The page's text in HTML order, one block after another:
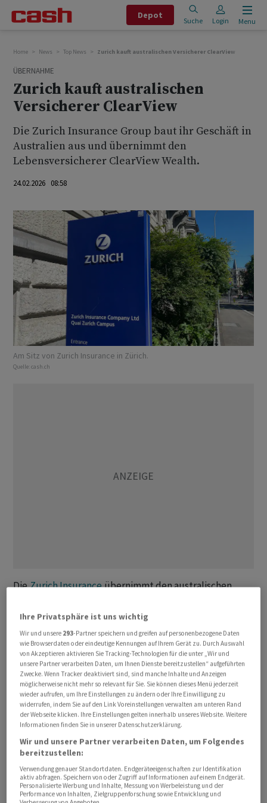
Depot
Suche Login Menu
Home News Top News Zurich kauft australischen Versicherer ClearView
ÜBERNAHME
Zurich kauft australischen
Versicherer ClearView
Die Zurich Insurance Group baut ihr Geschäft in
‌Australien ⁠aus und übernimmt den
Lebensversicherer ClearView ⁠Wealth.
24.02.2026 08:58
Am Sitz von Zurich Insurance in Zürich.
Quelle: cash.ch
DieZurich Insuranceübernimmt den australischen
liege bei 408,3 Millionen australischen ‌Dollar (288
Millionen Dollar), teilte ClearView ‌am Dienstag mit. ​Den
Aktionären biete die australische Tochter derZurich65
australische Cents je Aktie in bar. Das sei ein ‌Aufschlag
von 21,5 Prozent auf den letzten Schlusskurs.
Die Anleger reagierten erfreut. Die ClearView-Aktie ​
sprang zeitweise um rund ​19 Prozent auf 63,5
australische ​Cents und erreichte damit den höchsten
‌Stand seit Juli 2024. Der Verwaltungsrat von ClearView
empfahl die Annahme der Offerte ​einstimmig, ​sofern
kein besseres ⁠Angebot eingehe. Auch der ​grösste
AktionärCrescent⁠Capital Partners, der 53 Prozent der
Ihre Privatsphäre ist uns wichtig
Wir und unsere 293-Partner speichern und greifen auf personenbezogene Daten
wie Browserdaten oder eindeutige Kennungen auf Ihrem Gerät zu. Durch Auswahl
von Akzeptieren aktivieren Sie Tracking-Technologien für die unter „Wir und
unsere Partner verarbeiten Daten, um Ihnen Dienste bereitzustellen“ aufgeführten
Zwecke. Wenn Tracker deaktiviert sind, sind manche Inhalte und Anzeigen
möglicherweise nicht mehr so relevant für Sie. Sie können dieses Menü jederzeit
wieder aufrufen, um Ihre Einstellungen zu ändern oder Ihre Einwilligung zu
widerrufen, indem Sie auf den Link Voreinstellungen verwalten am unteren Rand
der Webseite klicken. Ihre Einstellungen gelten innerhalb unseres Website. Weitere
Informationen finden Sie in unserer Datenschutzerklärung.
Wir und unsere Partner verarbeiten Daten, um Folgendes
bereitzustellen:
Verwendung genauer Standortdaten. Endgeräteeigenschaften zur Identifikation
aktiv abfragen. Speichern von oder Zugriff auf Informationen auf einem Endgerät.
Personalisierte Werbung und Inhalte, Messung von Werbeleistung und der
Performance von Inhalten, Zielgruppenforschung sowie Entwicklung und